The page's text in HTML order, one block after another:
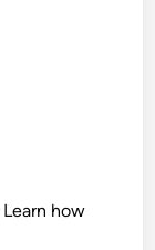
Learn how